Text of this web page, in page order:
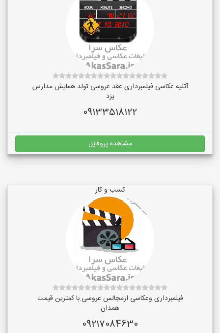
آتلیه عکاسی فیلمبرداری عقد عروسی تولد همایش مدارس
یزد
09133518122
مشاهده پروفایل
کسب و کار
فیلمبرداری وعکاسی ازمجالس عروسی.با کمترین قیمت
همدان
09217084630